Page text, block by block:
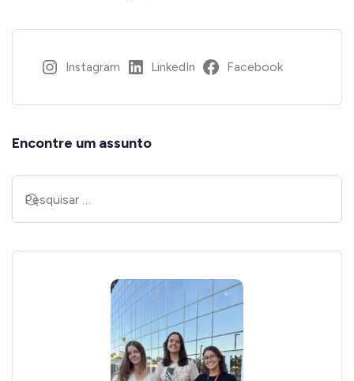
Instagram LinkedIn Facebook
Encontre um assunto